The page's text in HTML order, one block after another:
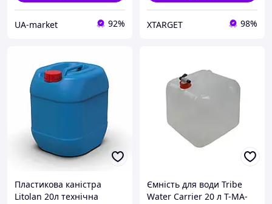
UA-market 92% XTARGET 98%
Пластикова каністра
Litolan 20л технічна
Ємність для води Tribe
Water Carrier 20 л T-MA-